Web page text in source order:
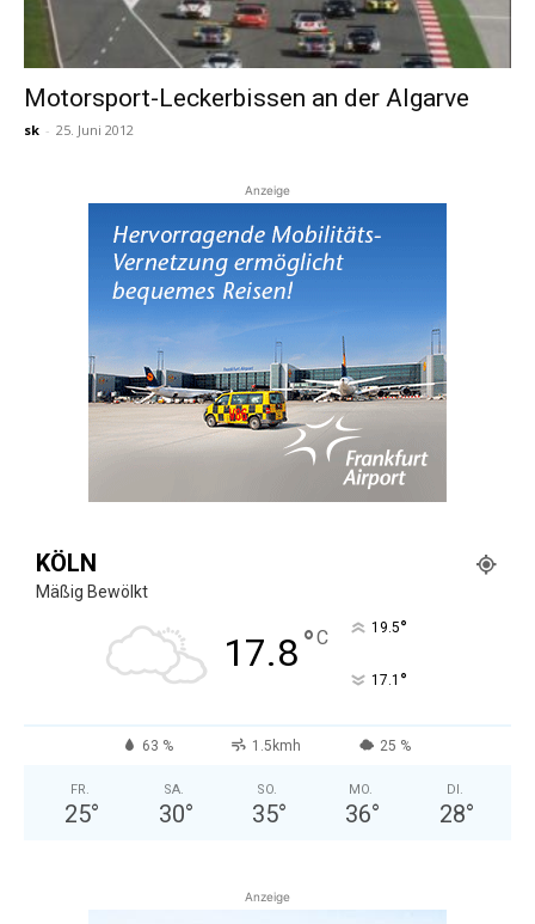
Motorsport-Leckerbissen an der Algarve
sk - 25. Juni 2012
Anzeige
KÖLN
Mäßig Bewölkt
17.8°C 19.5°
17.1 °
63 % 1.5kmh 25 %
FR.
25°
SA.
30°
SO.
35°
MO.
36°
DI.
28°
Anzeige